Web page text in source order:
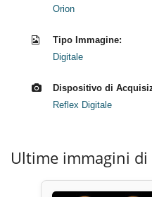
Orion
Tipo Immagine:
Digitale
Dispositivo di
Reflex Digitale
Ultime immagini